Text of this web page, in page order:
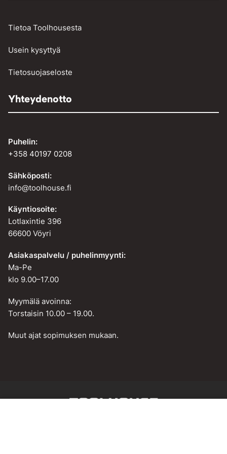
Tietoa Toolhousesta
Usein kysyttyä
Tietosuojaseloste
Yhteydenotto
Puhelin:
+358 40197 0208
Sähköposti:
info@toolhouse.fi
Käyntiosoite:
Lotlaxintie 396
66600 Vöyri
Asiakaspalvelu / puhelinmyynti:
Ma-Pe
klo 9.00–17.00
Myymälä avoinna:
Torstaisin 10.00 – 19.00.
Muut ajat sopimuksen mukaan.